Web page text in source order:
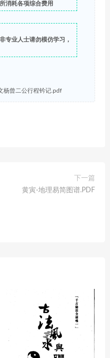
消耗各项综合费用
专业人士请勿模仿学习，
杨曾二公行程钤记.pdf
下一篇
黄寅-地理易简图谱.PDF